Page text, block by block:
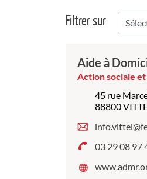
Filtrer sur
Aide à
Action sociale
45 rue
88800
03 29 08 97